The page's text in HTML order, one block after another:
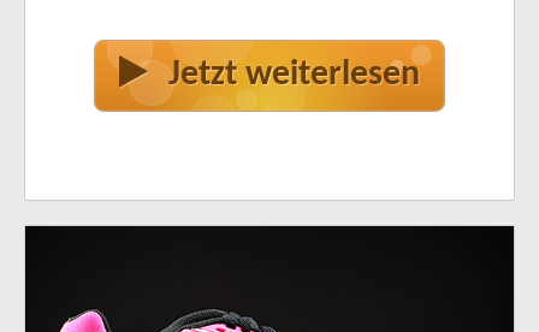
Jetzt weiterlesen